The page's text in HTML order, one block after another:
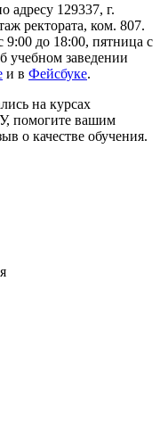
129337, г.
ректората, ком. 807.
9:00 до 18:00, пятница с
заведении
и в Фейсбуке.
на курсах
помогите вашим
о качестве обучения.